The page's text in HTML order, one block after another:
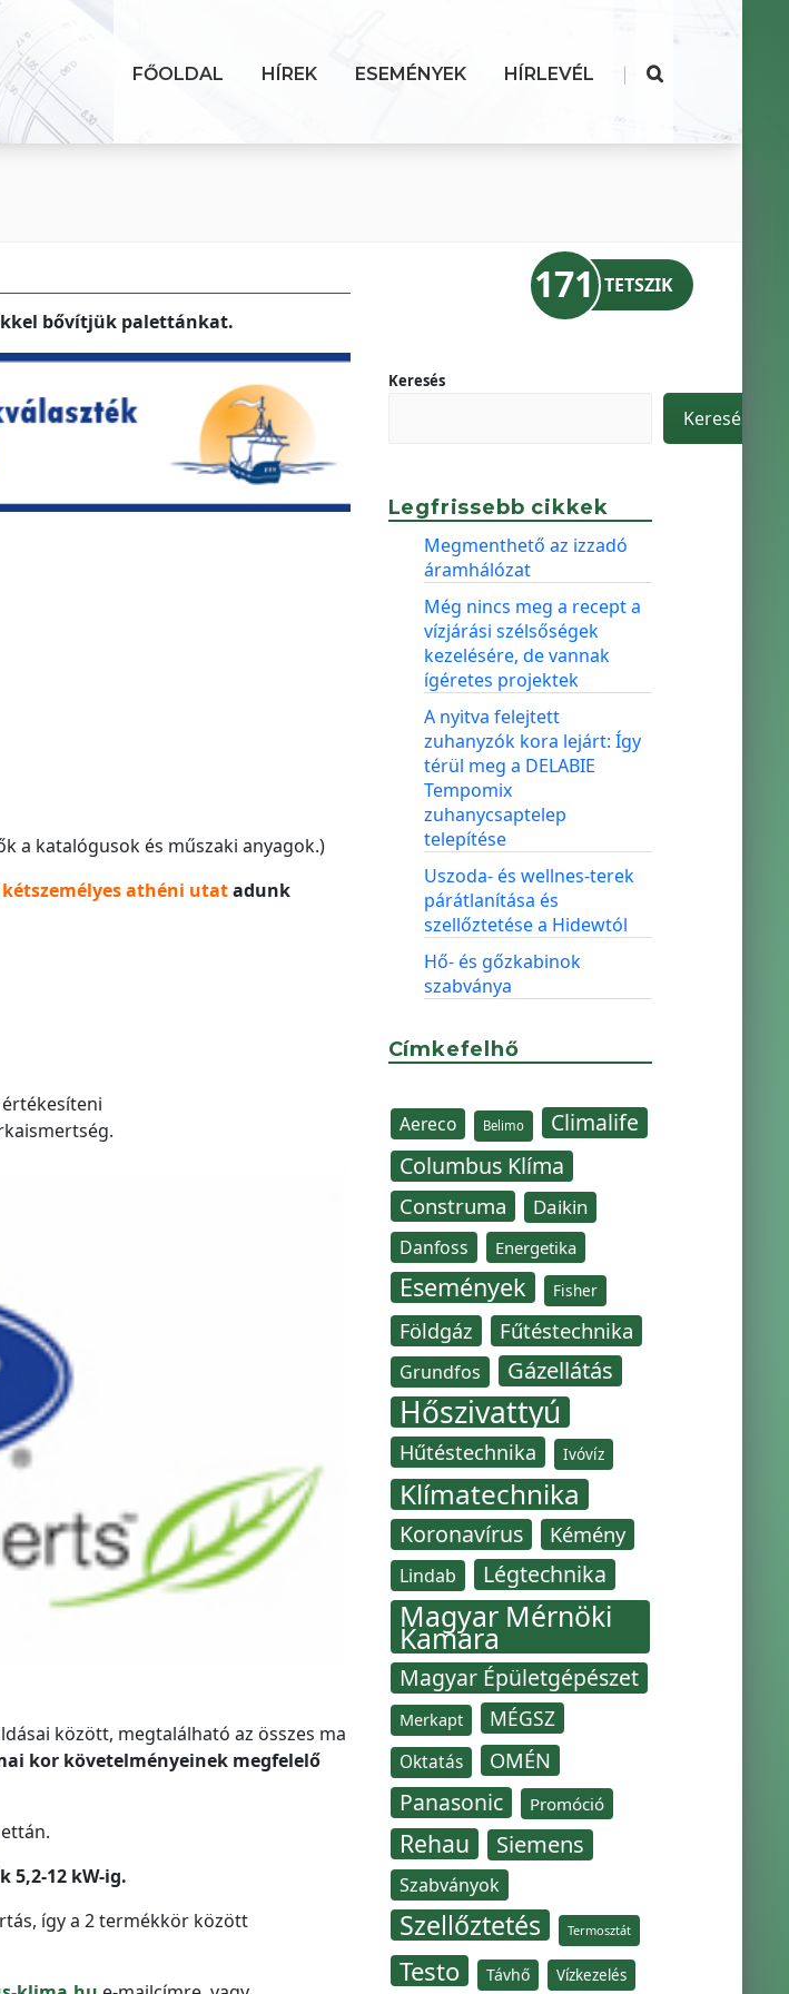
FŐOLDAL HÍREK ESEMÉNYEK HÍRLEVÉL |
bővítjük palettánkat.
a katalógusok és műszaki anyagok.)
kétszemélyes athéni utatadunk
között, megtalálható az összes ma
kor követelményeinek megfelelő
5,2-12 kW-ig.
így a 2 termékkör között
171 TETSZIK
Keresés
Keresés
Legfrissebb cikkek
Megmenthető az izzadó
áramhálózat
Még nincs meg a recept a
vízjárási szélsőségek
kezelésére, de vannak
ígéretes projektek
A nyitva felejtett
zuhanyzók kora lejárt: Így
térül meg a DELABIE
Tempomix
zuhanycsaptelep
telepítése
Uszoda- és wellnes-terek
párátlanítása és
szellőztetése a Hidewtól
Hő- és gőzkabinok
szabványa
Címkefelhő
Aereco Belimo
Climalife
Columbus Klíma
Construma Daikin
Danfoss Energetika
Események Fisher
Földgáz Fűtéstechnika
Grundfos Gázellátás
Hőszivattyú
Hűtéstechnika Ivóvíz
Klímatechnika
Koronavírus Kémény
Lindab Légtechnika
Magyar Mérnöki
Kamara
Magyar Épületgépészet
Merkapt MÉGSZ
Oktatás OMÉN
Panasonic Promóció
Rehau Siemens
Szabványok
Szellőztetés Termosztát
Testo Távhő Vízkezelés